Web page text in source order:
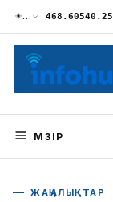
☀… 468.60540.25
МӘЗІР
ЖАҢАЛЫҚТАР